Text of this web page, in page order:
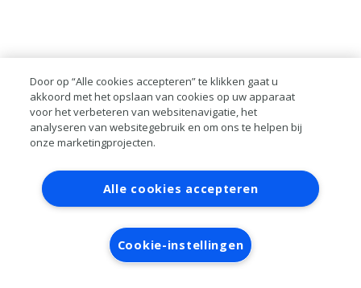
Contact Account aanvragen
Inloggen
RAI bestanden
Privacy
Algemene
voorwaarden
Verwerkersovereenkomst
Door op “Alle cookies accepteren” te klikken gaat u
akkoord met het opslaan van cookies op uw apparaat
voor het verbeteren van websitenavigatie, het
analyseren van websitegebruik en om ons te helpen bij
onze marketingprojecten.
Alle cookies accepteren
Cookie-instellingen